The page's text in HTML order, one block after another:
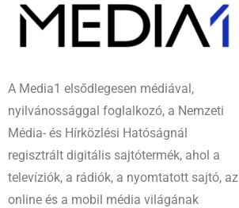
A Media1 elsődlegesen médiával,
nyilvánossággal foglalkozó, a Nemzeti
Média- és Hírközlési Hatóságnál
regisztrált digitális sajtótermék, ahol a
televíziók, a rádiók, a nyomtatott sajtó, az
online és a mobil média világának